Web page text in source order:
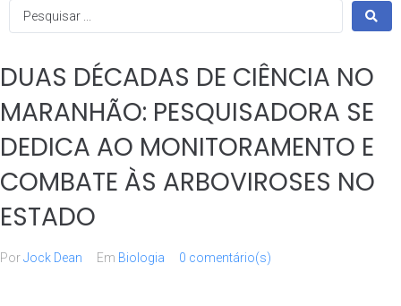
DUAS DÉCADAS DE CIÊNCIA NO
MARANHÃO: PESQUISADORA SE
DEDICA AO MONITORAMENTO E
COMBATE ÀS ARBOVIROSES NO
ESTADO
PorJock Dean Em Biologia 0 comentário(s)